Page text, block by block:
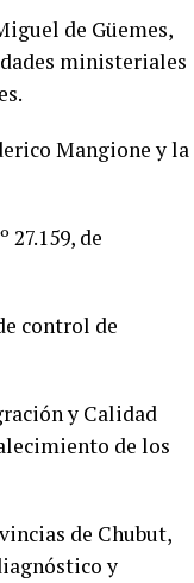
de Güemes,
ministeriales
Mangione y la
de
control de
y Calidad
de los
de Chubut,
y